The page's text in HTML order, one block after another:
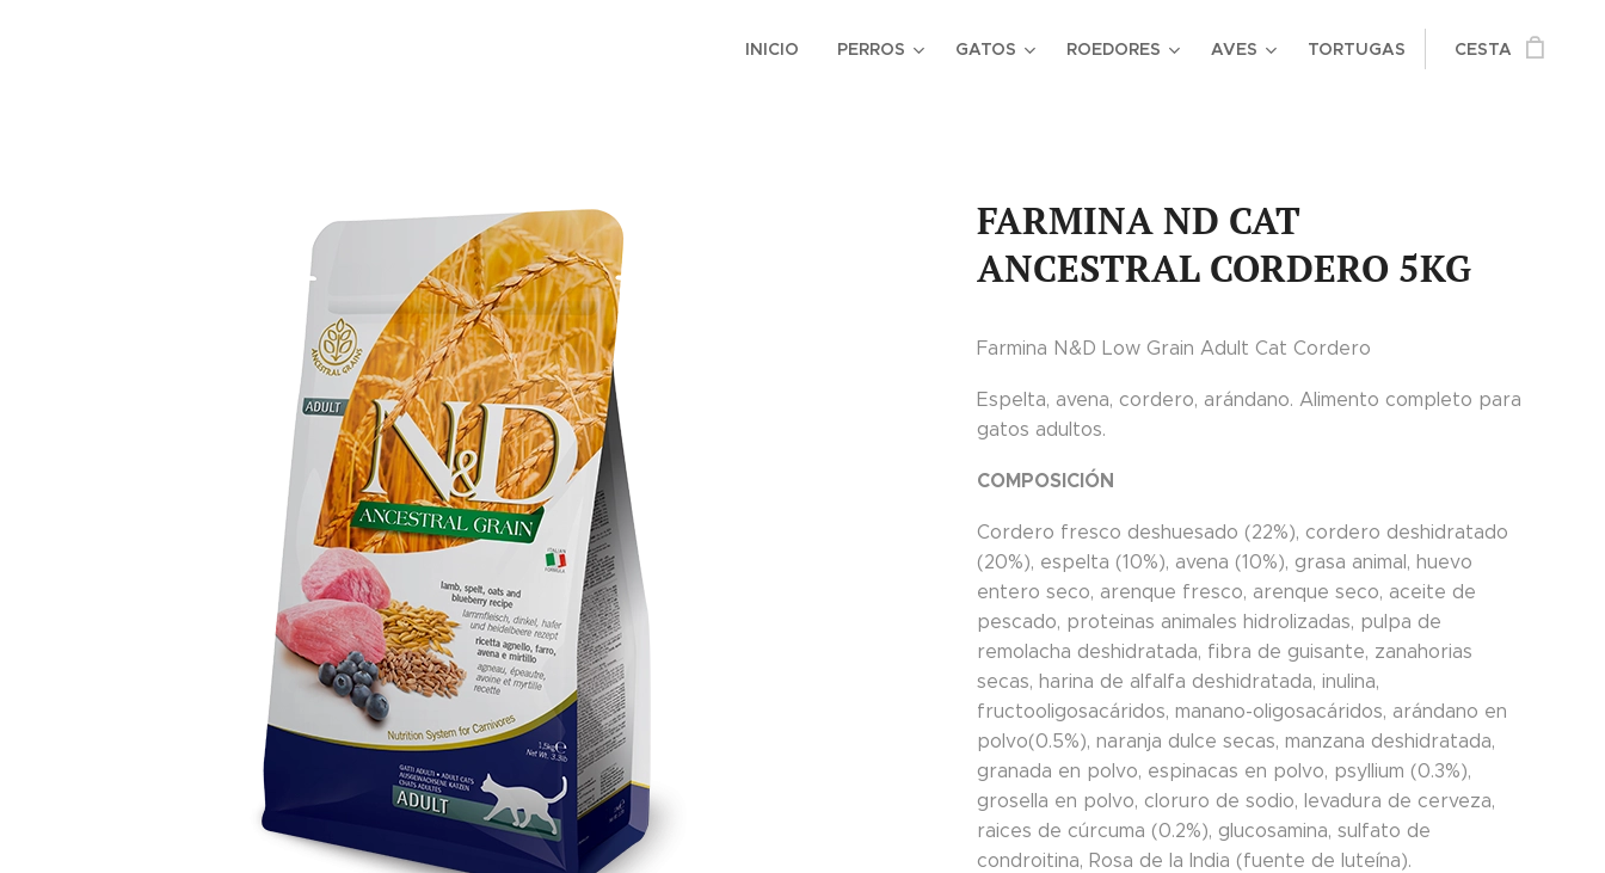
INICIO PERROS GATOS ROEDORES AVES TORTUGAS CESTA
FARMINA ND CAT
ANCESTRAL CORDERO 5KG
Farmina N&D Low Grain Adult Cat Cordero
Espelta, avena, cordero, arándano. Alimento completo para
gatos adultos.
COMPOSICIÓN
Cordero fresco deshuesado (22%), cordero deshidratado
(20%), espelta (10%), avena (10%), grasa animal, huevo
entero seco, arenque fresco, arenque seco, aceite de
pescado, proteinas animales hidrolizadas, pulpa de
remolacha deshidratada, fibra de guisante, zanahorias
secas, harina de alfalfa deshidratada, inulina,
fructooligosacáridos, manano-oligosacáridos, arándano en
polvo(0.5%), naranja dulce secas, manzana deshidratada,
granada en polvo, espinacas en polvo, psyllium (0.3%),
grosella en polvo, cloruro de sodio, levadura de cerveza,
raices de cúrcuma (0.2%), glucosamina, sulfato de
condroitina, Rosa de la India (fuente de luteína).